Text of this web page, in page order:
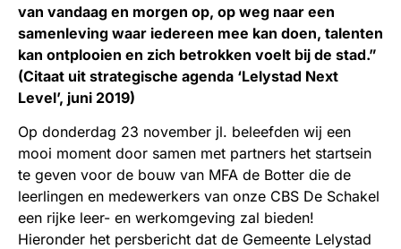
van vandaag en morgen op, op weg naar een
samenleving waar iedereen mee kan doen, talenten
kan ontplooien en zich betrokken voelt bij de stad.”
(Citaat uit strategische agenda ‘Lelystad Next
Level’, juni 2019)
Op donderdag 23 november jl. beleefden wij een
mooi moment door samen met partners het startsein
te geven voor de bouw van MFA de Botter die de
leerlingen en medewerkers van onze CBS De Schakel
een rijke leer- en werkomgeving zal bieden!
Hieronder het persbericht dat de Gemeente Lelystad